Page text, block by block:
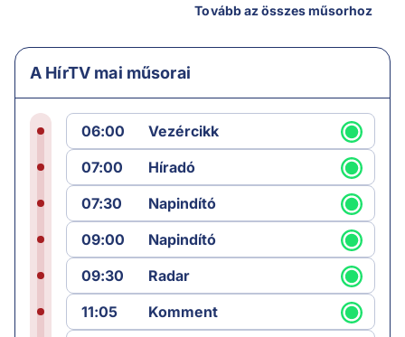
Tovább az összes műsorhoz
A HírTV mai műsorai
06:00
Vezércikk
07:00
Híradó
07:30
Napindító
09:00
Napindító
09:30
Radar
11:05
Komment